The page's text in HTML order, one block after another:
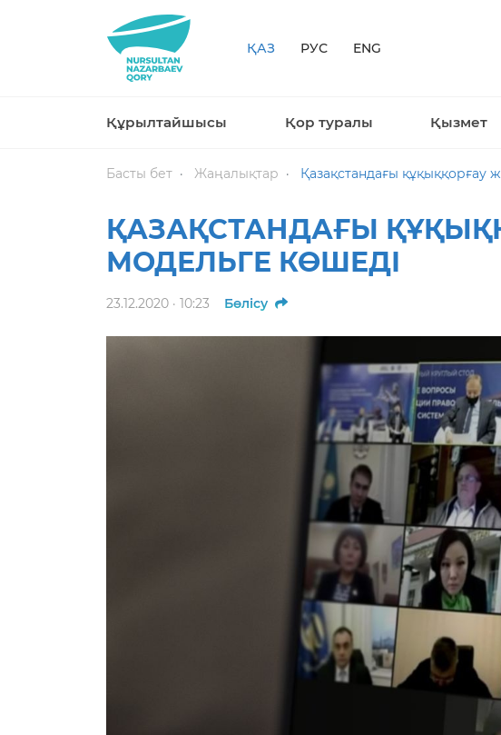
ҚАЗ РУС ENG
Құрылтайшысы Қор туралы Қызмет
Басты бет Жаңалықтар Қазақстандағы
ҚАЗАҚСТАНДАҒЫ
МОДЕЛЬГЕ КӨШЕДІ
23.12.2020 · 10:23 Бөлісу